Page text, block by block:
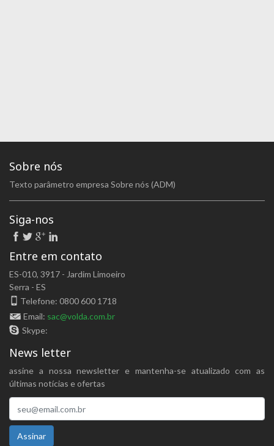
Sobre nós
Texto parâmetro empresa Sobre nós (ADM)
Siga-nos
Entre em contato
ES-010, 3917 - Jardim Limoeiro
Serra - ES
Telefone: 0800 600 1718
Email: sac@volda.com.br
Skype:
News letter
assine a nossa newsletter e mantenha-se atualizado com as
últimas notícias e ofertas
Assinar